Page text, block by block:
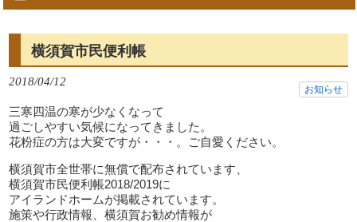
横須賀市民便利帳
2018/04/12
お知らせ
三寒四温の寒が少なくなって
過ごしやすい気候になってきました。
花粉症の方は大変ですが・・・。ご自愛ください。
横須賀市全世帯に無償で配布されています、
横須賀市民便利帳2018/2019に
アイランドホームが掲載されています。
施策や行政情報、横須賀お勧め情報が